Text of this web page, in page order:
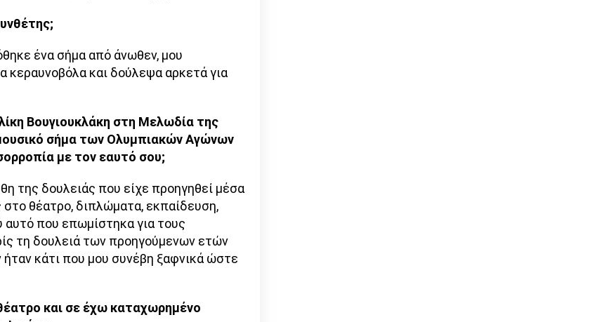
ένα σήμα από άνωθεν, μου
κεραυνοβόλα και δούλεψα αρκετά για
Βουγιουκλάκη στη Μελωδία της
σήμα των Ολυμπιακών Αγώνων
με τον εαυτό σου;
της δουλειάς που είχε προηγηθεί μέσα
θέατρο, διπλώματα, εκπαίδευση,
που επωμίστηκα για τους
τη δουλειά των προηγούμενων ετών
κάτι που μου συνέβη ξαφνικά ώστε
και σε έχω καταχωρημένο